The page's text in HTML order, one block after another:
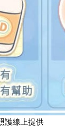
護線上提供